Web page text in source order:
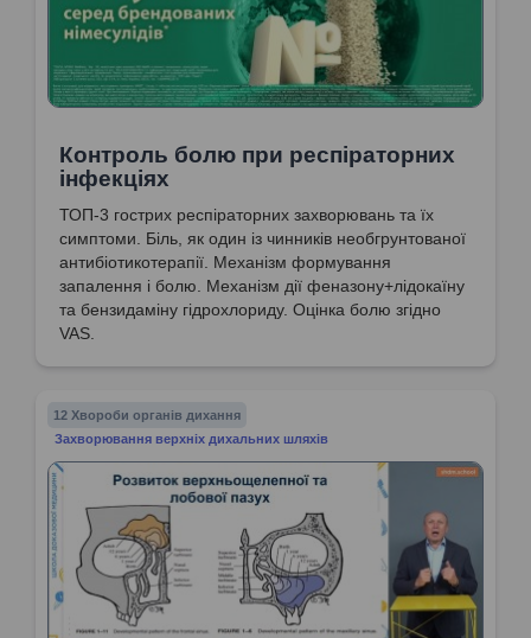
Контроль болю при респіраторних
інфекціях
ТОП-3 гострих респіраторних захворювань та їх
симптоми. Біль, як один із чинників необгрунтованої
антибіотикотерапії. Механізм формування
запалення і болю. Механізм дії феназону+лідокаїну
та бензидаміну гідрохлориду. Оцінка болю згідно
VAS.
12 Хвороби органів дихання
Захворювання верхніх дихальних шляхів